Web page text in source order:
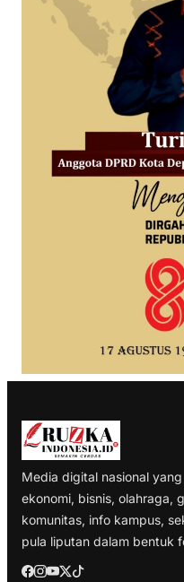
Media digital nasional
ekonomi, bisnis, olahraga,
komunitas, info kampus,
pula liputan dalam bentuk